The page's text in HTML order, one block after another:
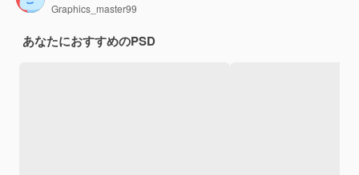
Graphics_master99
あなたにおすすめのPSD